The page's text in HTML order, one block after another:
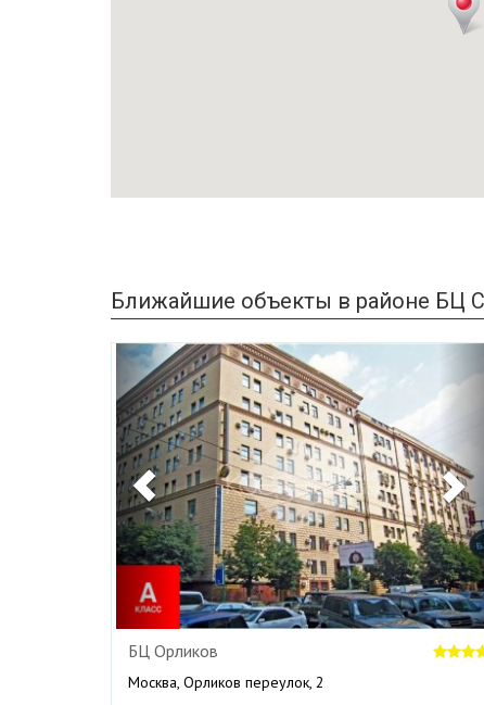
Ближайшие объекты в районе БЦ
Previous
БЦ Орликов
Москва, Орликов переулок, 2